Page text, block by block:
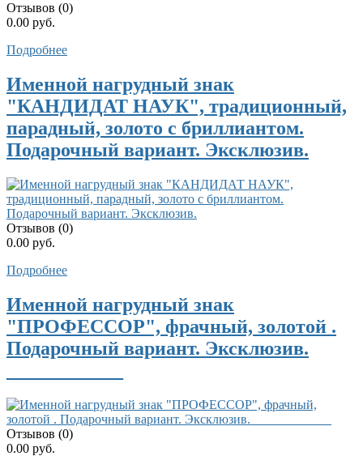
Отзывов (0)
0.00 руб.
Подробнее
Именной нагрудный знак
"КАНДИДАТ НАУК", традиционный,
парадный, золото с бриллиантом.
Подарочный вариант. Эксклюзив.
Отзывов (0)
0.00 руб.
Подробнее
Именной нагрудный знак
"ПРОФЕССОР", фрачный, золотой .
Подарочный вариант. Эксклюзив.
Отзывов (0)
0.00 руб.